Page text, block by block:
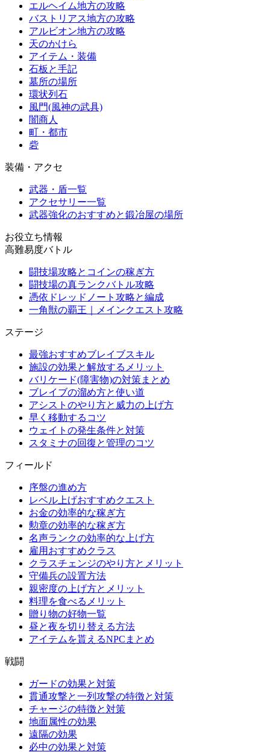
エルヘイム地方の攻略
バストリアス地方の攻略
アルビオン地方の攻略
天のかけら
アイテム・装備
石板と手記
墓所の場所
環状列石
風門(風神の武具)
闇商人
町・都市
砦
装備・アクセ
武器・盾一覧
アクセサリー一覧
武器強化のおすすめと鍛冶屋の場所
お役立ち情報
高難易度バトル
闘技場攻略とコインの稼ぎ方
闘技場の真ランクバトル攻略
憑依ドレッドノート攻略と編成
一角獣の覇王｜メインクエスト攻略
ステージ
最強おすすめブレイブスキル
施設の効果と解放するメリット
バリケード(障害物)の対策まとめ
ブレイブの溜め方と使い道
アシストのやり方と威力の上げ方
早く移動するコツ
ウェイトの発生条件と対策
スタミナの回復と管理のコツ
フィールド
序盤の進め方
レベル上げおすすめクエスト
お金の効率的な稼ぎ方
勲章の効率的な稼ぎ方
名声ランクの効率的な上げ方
雇用おすすめクラス
クラスチェンジのやり方とメリット
守備兵の設置方法
親密度の上げ方とメリット
料理を食べるメリット
贈り物の好物一覧
昼と夜を切り替える方法
アイテムを貰えるNPCまとめ
戦闘
ガードの効果と対策
貫通攻撃と一列攻撃の特徴と対策
チャージの特徴と対策
地面属性の効果
遠隔の効果
必中の効果と対策